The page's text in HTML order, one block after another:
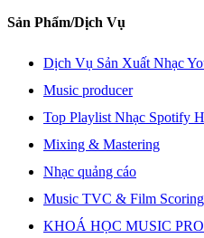
Sản Phẩm/Dịch Vụ
Dịch Vụ Sản Xuất Nhạc
Music producer
Top Playlist Nhạc Spotify
Mixing & Mastering
Nhạc quảng cáo
Music TVC & Film Scoring
KHOÁ HỌC MUSIC